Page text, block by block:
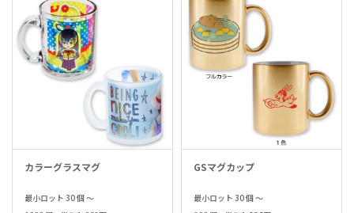
カラーグラスマグ
最小ロット 30 個 ～
GSマグカップ
最小ロット 30 個 ～